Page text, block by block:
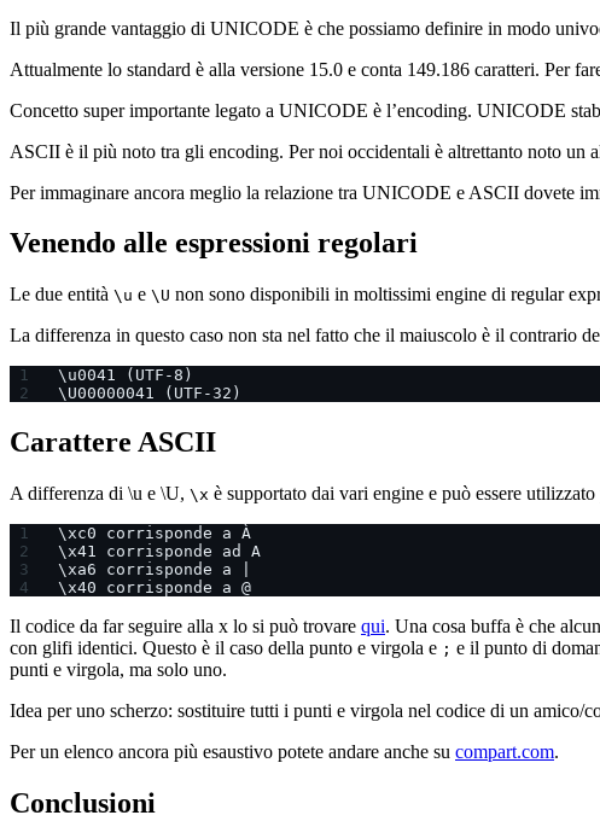
Il più grande vantaggio di UNICODE è che possiamo definire in modo
Attualmente lo standard è alla versione 15.0 e conta 149.186 caratteri. Per
Concetto super importante legato a UNICODE è l’encoding. UNICODE
ASCII è il più noto tra gli encoding. Per noi occidentali è altrettanto noto
Per immaginare ancora meglio la relazione tra UNICODE e ASCII dovete
Venendo alle espressioni regolari
Le due entità \u e \U non sono disponibili in moltissimi engine di regular
La differenza in questo caso non sta nel fatto che il maiuscolo è il contrario
\u0041 (UTF-8)
\U00000041 (UTF-32)
Carattere ASCII
A differenza di \u e \U, \x è supportato dai vari engine e può essere
\xc0 corrisponde a À
\x41 corrisponde ad A
\xa6 corrisponde a |
\x40 corrisponde a @
Il codice da far seguire alla x lo si può trovare qui. Una cosa buffa è che
con glifi identici. Questo è il caso della punto e virgola e ; e il punto di
punti e virgola, ma solo uno.
Idea per uno scherzo: sostituire tutti i punti e virgola nel codice di un amico/
Per un elenco ancora più esaustivo potete andare anche su compart.com.
Conclusioni